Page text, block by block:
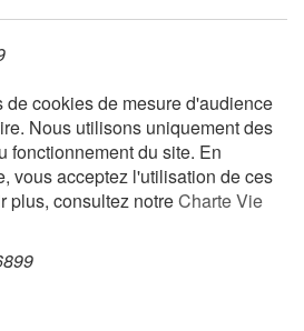
cookies de mesure d'audience
Nous utilisons uniquement des
fonctionnement du site. En
vous acceptez l'utilisation de ces
plus, consultez notreCharte Vie